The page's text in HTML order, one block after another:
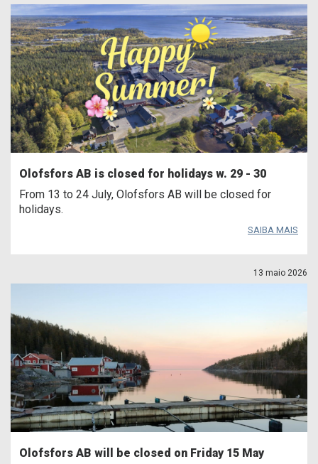
Olofsfors AB is closed for holidays w. 29 - 30
From 13 to 24 July, Olofsfors AB will be closed for
holidays.
SAIBA MAIS
13 maio 2026
Olofsfors AB will be closed on Friday 15 May